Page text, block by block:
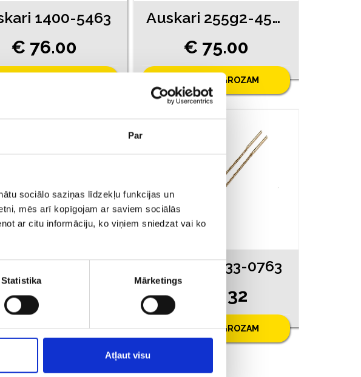
Par
sociālo saziņas līdzekļu funkcijas un
mēs arī kopīgojam ar saviem sociālās
ar citu informāciju, ko viņiem sniedzat vai ko
Statistika Mārketings
Atļaut visu
1400-5463
€ 76.00
Auskari 255g2-4561
€ 75.00
PIEVIENOT GROZAM
2443-3463
€ 47.00
PIEVIENOT GROZAM
Auskari 4533-0763
€ 82.32
PIEVIENOT GROZAM